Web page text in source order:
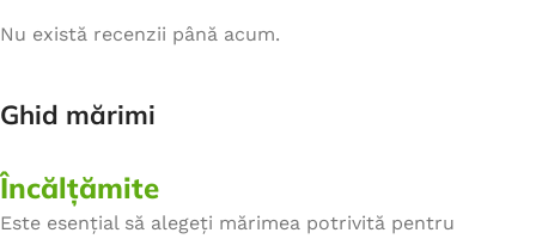
Nu există recenzii până acum.
Ghid mărimi
Încălțămite
Este esențial să alegeți mărimea potrivită pentru